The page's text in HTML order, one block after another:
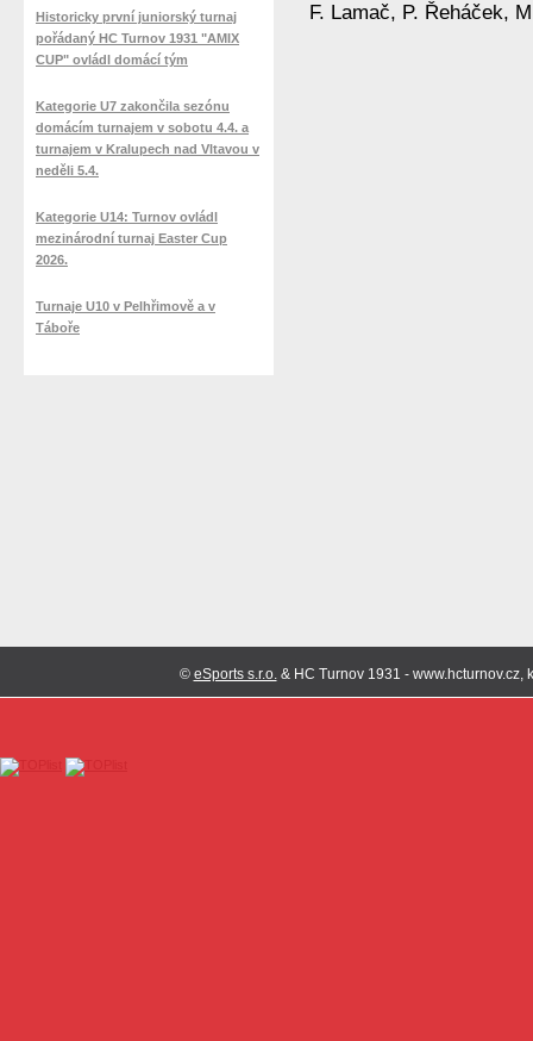
F. Lamač, P. Řeháček,
Historicky první juniorský turnaj
pořádaný HC Turnov 1931 "AMIX
CUP" ovládl domácí tým
Kategorie U7 zakončila sezónu
domácím turnajem v sobotu 4.4. a
turnajem v Kralupech nad Vltavou v
neděli 5.4.
Kategorie U14: Turnov ovládl
mezinárodní turnaj Easter Cup
2026.
Turnaje U10 v Pelhřimově a v
Táboře
© eSports s.r.o.& HC Turnov 1931 -